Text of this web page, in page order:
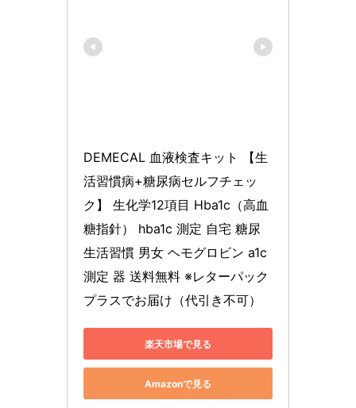
DEMECAL 血液検査キット 【生
活習慣病+糖尿病セルフチェッ
ク】 生化学12項目 Hba1c（高血
糖指針） hba1c 測定 自宅 糖尿
生活習慣 男女 ヘモグロビン a1c
測定 器 送料無料 ※レターパック
プラスでお届け（代引き不可）
楽天市場で見る
Amazonで見る